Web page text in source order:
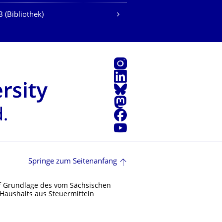
(Bibliothek)
Instagram
LinkedIn
Bluesky
Mastodon
Facebook
Youtube
Springe zum Seitenanfang
des vom Sächsischen
aus Steuermitteln